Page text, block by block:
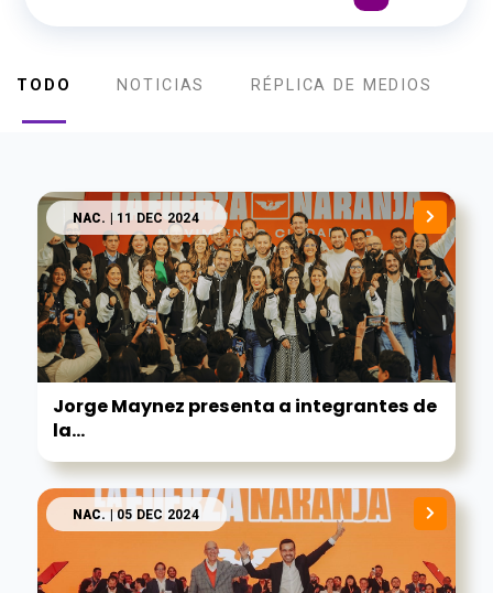
TODO NOTICIAS RÉPLICA DE MEDIOS
NAC. | 11 DEC 2024
Jorge Maynez presenta a integrantes de
la...
NAC.| 05 DEC 2024